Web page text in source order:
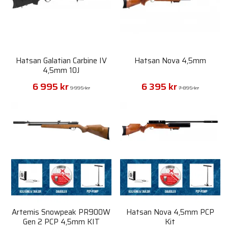
Hatsan Galatian Carbine IV
4,5mm 10J
6 995 kr 9 995 kr
Hatsan Nova 4,5mm
6 395 kr 7 895 kr
Artemis Snowpeak PR900W
Gen 2 PCP 4,5mm KIT
Hatsan Nova 4,5mm PCP
Kit